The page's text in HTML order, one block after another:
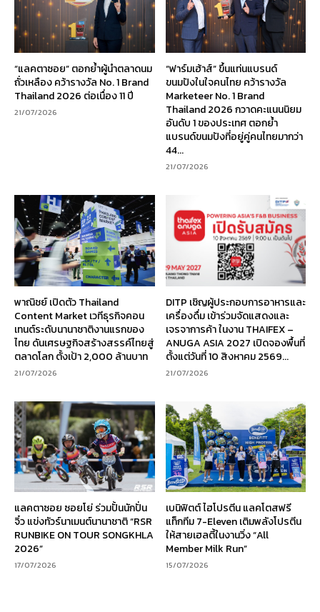
“แลคตาซอย” ตอกย้ำผู้นำตลาดนม
ถั่วเหลือง คว้ารางวัล No. 1 Brand
Thailand 2026 ต่อเนื่อง 11 ปี
21/07/2026
“ฟาร์มเฮ้าส์” ขึ้นแท่นแบรนด์
ขนมปังในใจคนไทย คว้ารางวัล
Marketeer No. 1 Brand
Thailand 2026 กวาดคะแนนนิยม
อันดับ 1 ของประเทศ ตอกย้ำ
แบรนด์ขนมปังที่อยู่คู่คนไทยมากว่า
44...
21/07/2026
พาณิชย์ เปิดตัว Thailand
Content Market เวทีธุรกิจคอน
เทนต์ระดับนานาชาติงานแรกของ
ไทย ดันเศรษฐกิจสร้างสรรค์ไทยสู่
ตลาดโลก ตั้งเป้า 2,000 ล้านบาท
21/07/2026
DITP เชิญผู้ประกอบการอาหารและ
เครื่องดื่ม เข้าร่วมจัดแสดงและ
เจรจาการค้า ในงาน THAIFEX –
ANUGA ASIA 2027 เปิดจองพื้นที่
ตั้งแต่วันที่ 10 สิงหาคม 2569...
21/07/2026
แลคตาซอย ซอยโย่ ร่วมปั้นนักปั่น
จิ๋ว แข่งทัวร์นาเมนต์นานาชาติ “RSR
RUNBIKE ON TOUR SONGKHLA
2026”
17/07/2026
เบนิฟิตต์ ไฮโปรตีน แลคโตสฟรี
แท็กทีม 7-Eleven เติมพลังโปรตีน
ให้สายเฮลตี้ในงานวิ่ง “All
Member Milk Run”
15/07/2026